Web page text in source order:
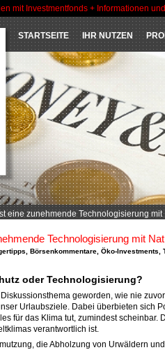
mit Investmentfonds + Informationen
STARTSEITE IHR NUTZEN
eine zunehmende Technologisierung
Technologisierung mit
Börsenkommentare Öko-Investments
oder Technologisierung?
geworden, wie nie
Urlaubsziele. Dabei überbieten sich
für das Klima tut, zumindest
verantwortlich ist.
die Abholzung von Urwäldern